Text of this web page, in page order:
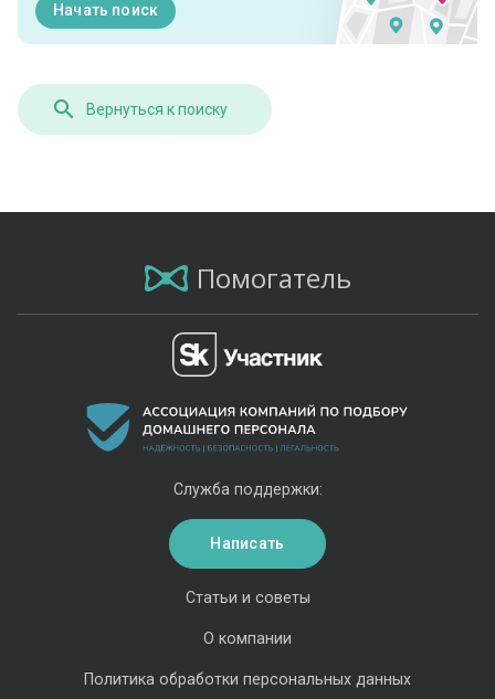
Начать поиск
Вернуться к поиску
Помогатель
Статьи и советы
О компании
Политика обработки персональных данных
Служба поддержки:
Написать